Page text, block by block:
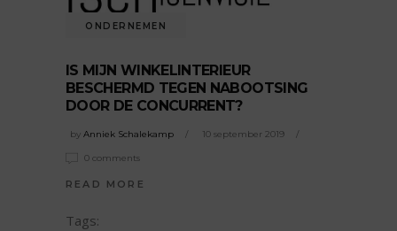
ONDERNEMEN
IS MIJN WINKELINTERIEUR
BESCHERMD TEGEN NABOOTSING
DOOR DE CONCURRENT?
by Anniek Schalekamp 10 september 2019
0 comments
READ MORE
Tags: